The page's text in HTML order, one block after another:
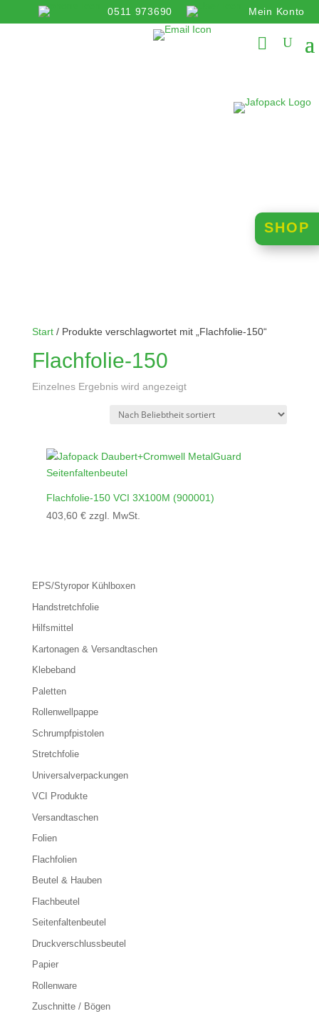
Mein Konto
0511 973690
info@jafopack.de
SHOP
Start/ Produkte verschlagwortet mit „Flachfolie-150“
Flachfolie-150
Einzelnes Ergebnis wird angezeigt
Flachfolie-150 VCI 3X100M (900001)
403,60 € zzgl. MwSt.
EPS/Styropor Kühlboxen
Handstretchfolie
Hilfsmittel
Kartonagen & Versandtaschen
Klebeband
Paletten
Rollenwellpappe
Schrumpfpistolen
Stretchfolie
Universalverpackungen
VCI Produkte
Versandtaschen
Folien
Flachfolien
Beutel & Hauben
Flachbeutel
Seitenfaltenbeutel
Druckverschlussbeutel
Papier
Rollenware
Zuschnitte / Bögen